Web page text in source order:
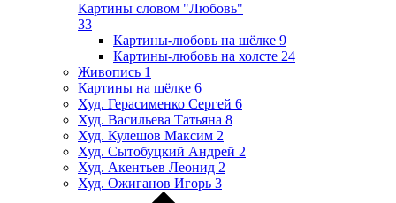
Картины словом "Любовь"
33
Картины-любовь на шёлке 9
Картины-любовь на холсте 24
Живопись 1
Картины на шёлке 6
Худ. Герасименко Сергей 6
Худ. Васильева Татьяна 8
Худ. Кулешов Максим 2
Худ. Сытобуцкий Андрей 2
Худ. Акентьев Леонид 2
Худ. Ожиганов Игорь 3